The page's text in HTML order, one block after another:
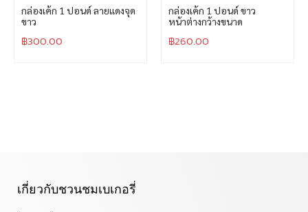
กล่องเค้ก 1 ปอนด์ ลายแดงจุด
ขาว
฿300.00
กล่องเค้ก 1 ปอนด์ ขาว
หน้าต่างกว้างขนาด
฿260.00
เกี่ยวกับชวนชมเบเกอรี่